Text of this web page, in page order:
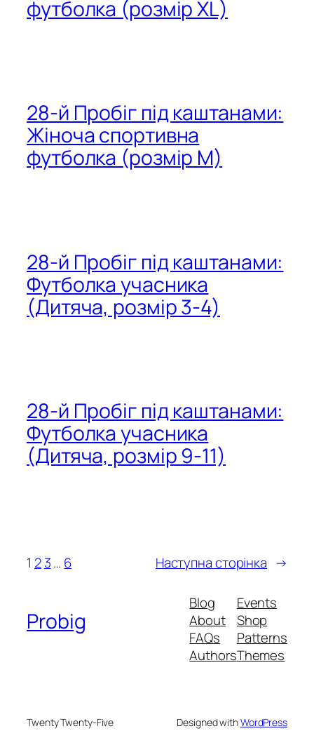
футболка (розмір XL)
28-й Пробіг під каштанами:
Жіноча спортивна
футболка (розмір M)
28-й Пробіг під каштанами:
Футболка учасника
(Дитяча, розмір 3-4)
28-й Пробіг під каштанами:
Футболка учасника
(Дитяча, розмір 9-11)
1 2 3… 6 Наступна сторінка →
Probig
Blog
About
FAQs
Authors
Events
Shop
Patterns
Themes
Twenty Twenty-Five Designed withWordPress